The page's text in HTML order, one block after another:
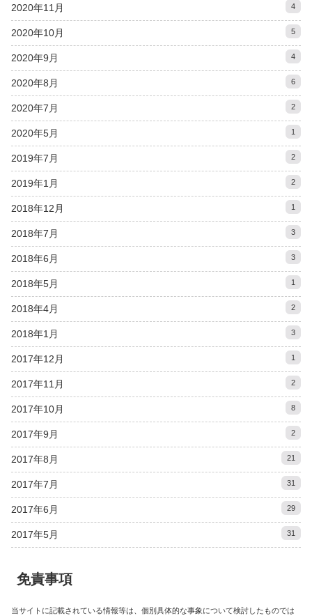
2020年11月 4
2020年10月 5
2020年9月 4
2020年8月 6
2020年7月 2
2020年5月 1
2019年7月 2
2019年1月 2
2018年12月 1
2018年7月 3
2018年6月 3
2018年5月 1
2018年4月 2
2018年1月 3
2017年12月 1
2017年11月 2
2017年10月 8
2017年9月 2
2017年8月 21
2017年7月 31
2017年6月 29
2017年5月 31
免責事項
当サイトに記載されている情報等は、個別具体的な事象について検討したものでは